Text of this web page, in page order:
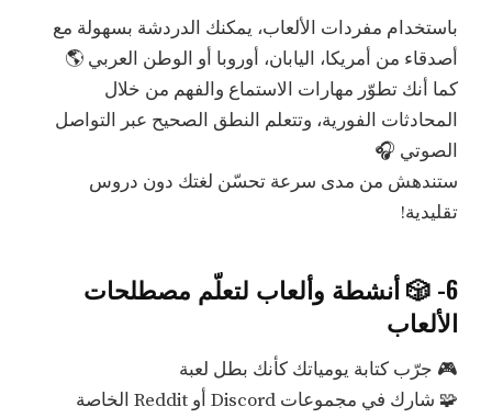
باستخدام مفردات الألعاب، يمكنك الدردشة بسهولة مع
أصدقاء من أمريكا، اليابان، أوروبا أو الوطن العربي 🌎
كما أنك تطوّر مهارات الاستماع والفهم من خلال
المحادثات الفورية، وتتعلم النطق الصحيح عبر التواصل
الصوتي 🎧
ستندهش من مدى سرعة تحسّن لغتك دون دروس
تقليدية!
6- 🎲 أنشطة وألعاب لتعلّم مصطلحات
الألعاب
🎮 جرّب كتابة يومياتك كأنك بطل لعبة
🧩 شارك في مجموعات Discord أو Reddit الخاصة